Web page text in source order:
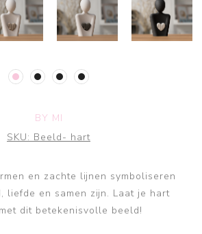
BY MI
SKU: Beeld- hart
en zachte lijnen symboliseren
liefde en samen zijn. Laat je hart
dit betekenisvolle beeld!